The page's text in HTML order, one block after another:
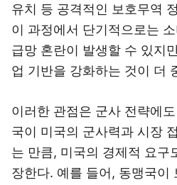
유치 등 공격적인 보호무역
이 과정에서 단기적으로는
급망 혼란이 발생할 수 있지
업 기반을 강화하는 것이 더
이러한 관점은 군사 전략에
국이 미국의 군사력과 시장
는 만큼, 미국의 경제적 요구
장한다. 예를 들어, 동맹국이